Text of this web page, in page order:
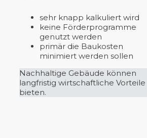
sehr knapp kalkuliert wird
keine Förderprogramme
genutzt werden
primär die Baukosten
minimiert werden sollen
Nachhaltige Gebäude können
langfristig wirtschaftliche Vorteile
bieten.